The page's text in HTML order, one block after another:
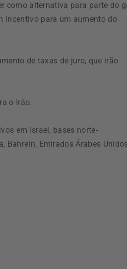
como alternativa para parte do
incentivo para um aumento do
de taxas de juro, que irão
o Irão.
em Israel, bases norte-
Bahrein, Emirados Árabes